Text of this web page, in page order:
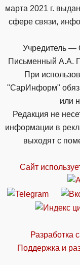
марта 2021 г.
сфере связи,
Учредитель
Письменный А.А.
При
"СарИнформ"
или
Редакция не
информации в
выходят с
Сайт
Разработка
Поддержка и